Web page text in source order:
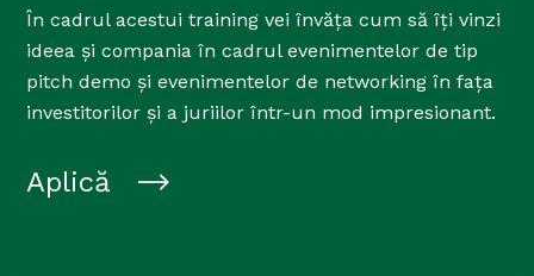
În cadrul acestui training vei învăța cum să îți vinzi
ideea și compania în cadrul evenimentelor de tip
pitch demo și evenimentelor de networking în fața
investitorilor și a juriilor într-un mod impresionant.
Aplică